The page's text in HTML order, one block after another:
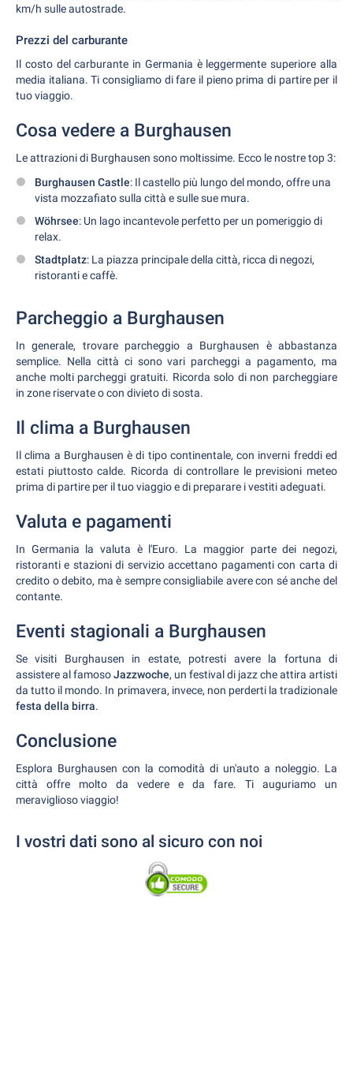
km/h sulle autostrade.
Prezzi del carburante
Il costo del carburante in Germania è leggermente superiore alla
media italiana. Ti consigliamo di fare il pieno prima di partire per il
tuo viaggio.
Cosa vedere a Burghausen
Le attrazioni di Burghausen sono moltissime. Ecco le nostre top 3:
Burghausen Castle: Il castello più lungo del mondo, offre una
vista mozzafiato sulla città e sulle sue mura.
Wöhrsee: Un lago incantevole perfetto per un pomeriggio di
relax.
Stadtplatz: La piazza principale della città, ricca di negozi,
ristoranti e caffè.
Parcheggio a Burghausen
In generale, trovare parcheggio a Burghausen è abbastanza
semplice. Nella città ci sono vari parcheggi a pagamento, ma
anche molti parcheggi gratuiti. Ricorda solo di non parcheggiare
in zone riservate o con divieto di sosta.
Il clima a Burghausen
Il clima a Burghausen è di tipo continentale, con inverni freddi ed
estati piuttosto calde. Ricorda di controllare le previsioni meteo
prima di partire per il tuo viaggio e di preparare i vestiti adeguati.
Valuta e pagamenti
In Germania la valuta è l'Euro. La maggior parte dei negozi,
ristoranti e stazioni di servizio accettano pagamenti con carta di
credito o debito, ma è sempre consigliabile avere con sé anche del
contante.
Eventi stagionali a Burghausen
Se visiti Burghausen in estate, potresti avere la fortuna di
assistere al famosoJazzwoche, un festival di jazz che attira artisti
da tutto il mondo. In primavera, invece, non perderti la tradizionale
festa della birra.
Conclusione
Esplora Burghausen con la comodità di un'auto a noleggio. La
città offre molto da vedere e da fare. Ti auguriamo un
meraviglioso viaggio!
I vostri dati sono al sicuro con noi